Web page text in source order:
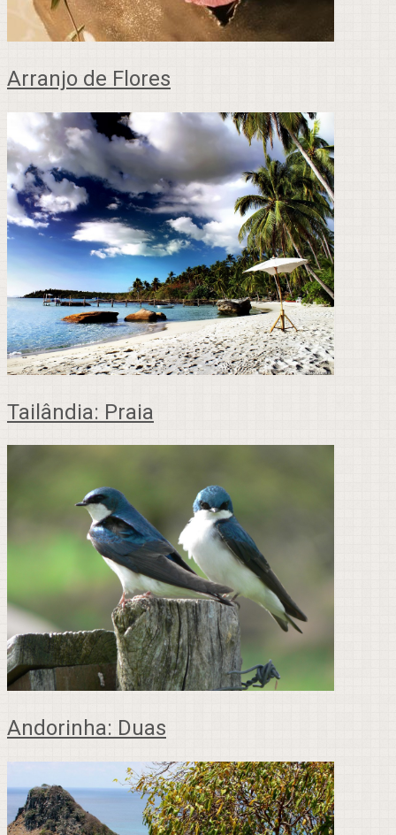
Arranjo de Flores
Tailândia: Praia
Andorinha: Duas